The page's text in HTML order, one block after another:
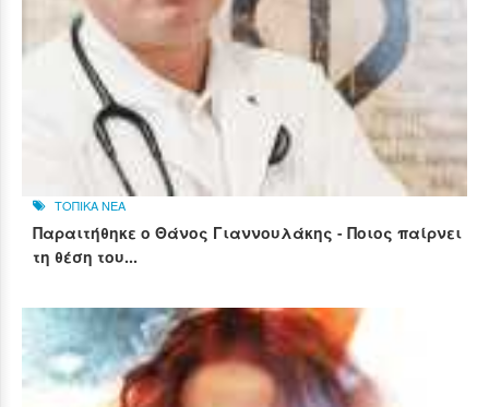
ΤΟΠΙΚΑ ΝΕΑ
Παραιτήθηκε ο Θάνος Γιαννουλάκης - Ποιος παίρνει
τη θέση του...